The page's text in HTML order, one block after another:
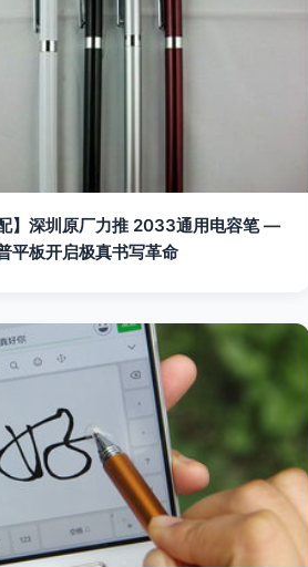
配】深圳原厂力推 2033通用电容笔 —
平板开启极真书写革命